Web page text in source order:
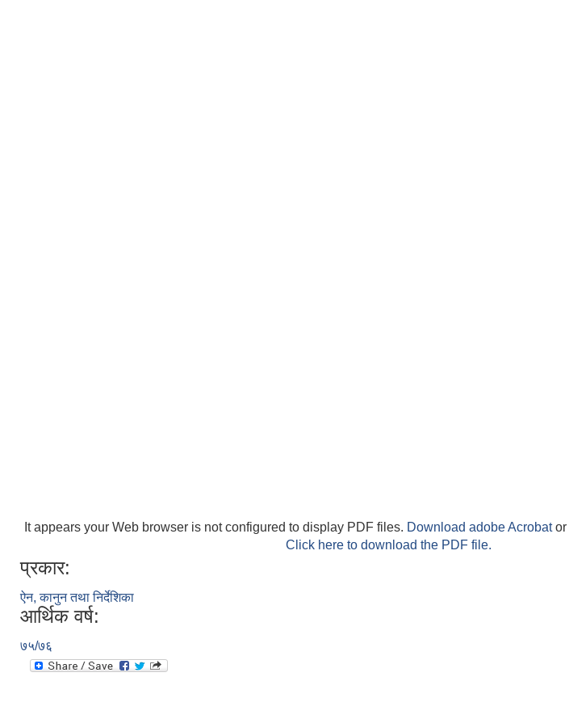
It appears your Web browser is not configured to display PDF files. Download adobe Acrobator
Click here to download the PDF file.
प्रकार:
ऐन, कानुन तथा निर्देशिका
आर्थिक वर्ष:
७५/७६